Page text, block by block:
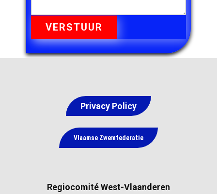
VERSTUUR
Privacy Policy
Vlaamse Zwemfederatie
Regiocomité West-Vlaanderen